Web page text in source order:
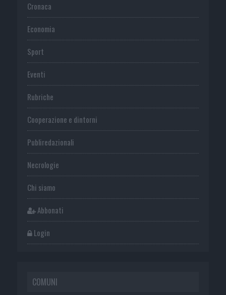
Cronaca
Economia
Sport
Eventi
Rubriche
Cooperazione e dintorni
Publiredazionali
Necrologie
Chi siamo
Abbonati
Login
COMUNI